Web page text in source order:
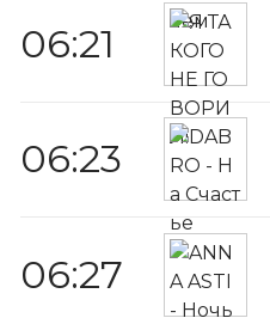
06:21
06:23
06:27